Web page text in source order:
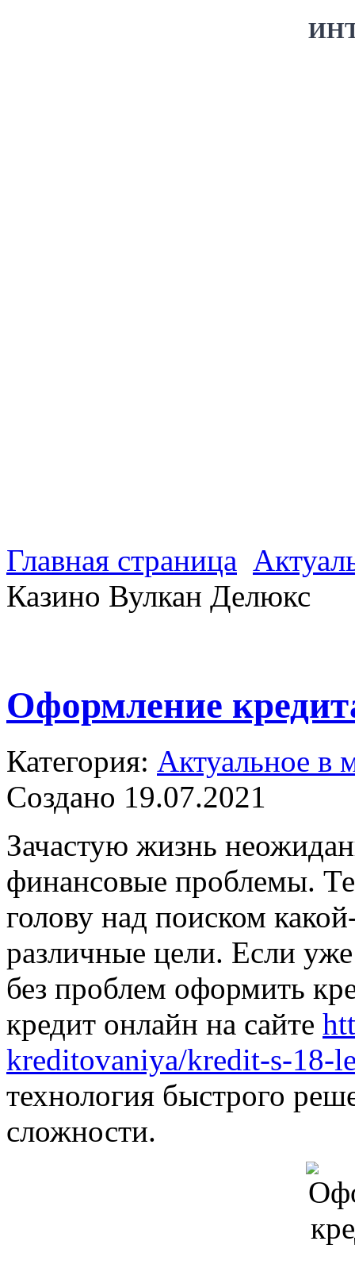
Главная страница
Казино Вулкан Делюкс
Оформление
Категория: Актуальное в
Создано 19.07.2021
Зачастую жизнь
финансовые проблемы.
голову над поиском
различные цели. Если
без проблем оформить
кредит онлайн на сайте
kreditovaniya/kredit-s-18-
технология быстрого
сложности.